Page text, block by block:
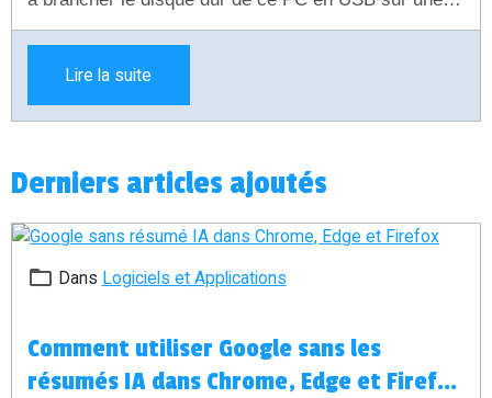
autre machine, vos données sont saines et sauves.
extraire vos identifiants et mots de passe chiffrés de
Firefox pour les réutiliser immédiatement.
Lire la suite
Derniers articles ajoutés
Dans Logiciels et Applications
Comment utiliser Google sans les
résumés IA dans Chrome, Edge et Firefox